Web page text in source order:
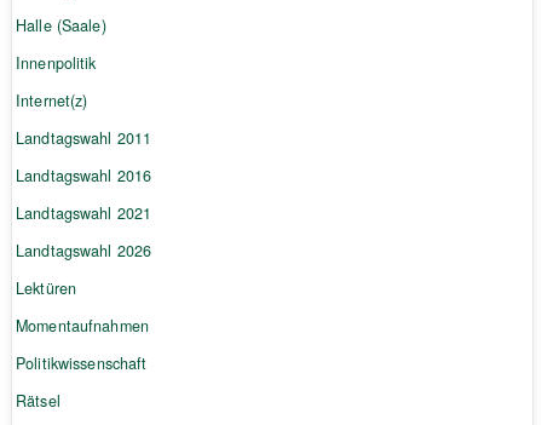
Halle (Saale)
Innenpolitik
Internet(z)
Landtagswahl 2011
Landtagswahl 2016
Landtagswahl 2021
Landtagswahl 2026
Lektüren
Momentaufnahmen
Politikwissenschaft
Rätsel